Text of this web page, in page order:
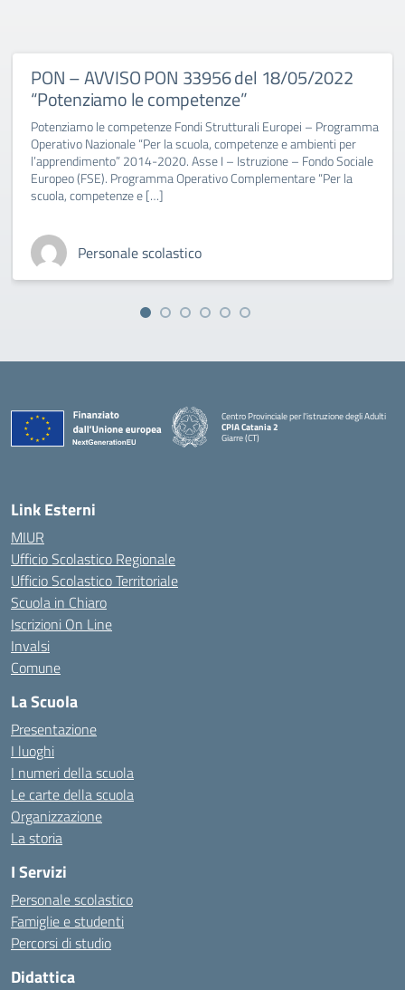
PON – AVVISO PON 33956 del 18/05/2022
“Potenziamo le competenze”
Potenziamo le competenze Fondi Strutturali Europei – Programma
Operativo Nazionale “Per la scuola, competenze e ambienti per
l’apprendimento” 2014-2020. Asse I – Istruzione – Fondo Sociale
Europeo (FSE). Programma Operativo Complementare “Per la
scuola, competenze e […]
Personale scolastico
Centro Provinciale per l'istruzione degli Adulti
CPIA Catania 2
Giarre (CT)
Link Esterni
MIUR
Ufficio Scolastico Regionale
Ufficio Scolastico Territoriale
Scuola in Chiaro
Iscrizioni On Line
Invalsi
Comune
La Scuola
Presentazione
I luoghi
I numeri della scuola
Le carte della scuola
Organizzazione
La storia
I Servizi
Personale scolastico
Famiglie e studenti
Percorsi di studio
Didattica